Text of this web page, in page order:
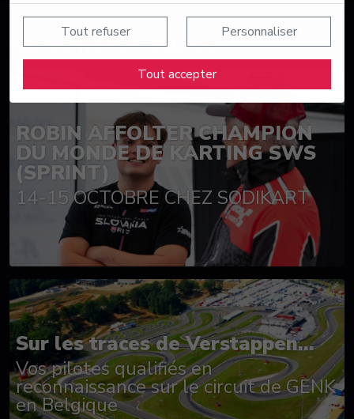
Tout refuser Personnaliser
Tout accepter
Suivez nos actualités
ROBIN AFFOLTER CHAMPION
DU MONDE DE KARTING SWS
(SPRINT)
14-15 OCTOBRE CHEZ SODIKART
Sur les traces de Verstappen...
Vos pilotes qualifiés en
reconnaissance sur le circuit de GENK
en Belgique